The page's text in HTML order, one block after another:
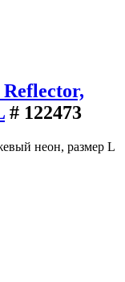
# 122473
неон, размер L